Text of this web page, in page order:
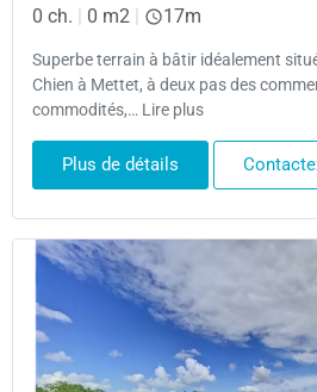
0 ch. | 0 m2 | 17m
Superbe terrain à bâtir idéalement
Chien à Mettet, à deux pas des
commodités,… Lire plus
Plus de détails